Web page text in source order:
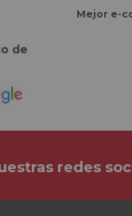
de
Mejor e-
redes